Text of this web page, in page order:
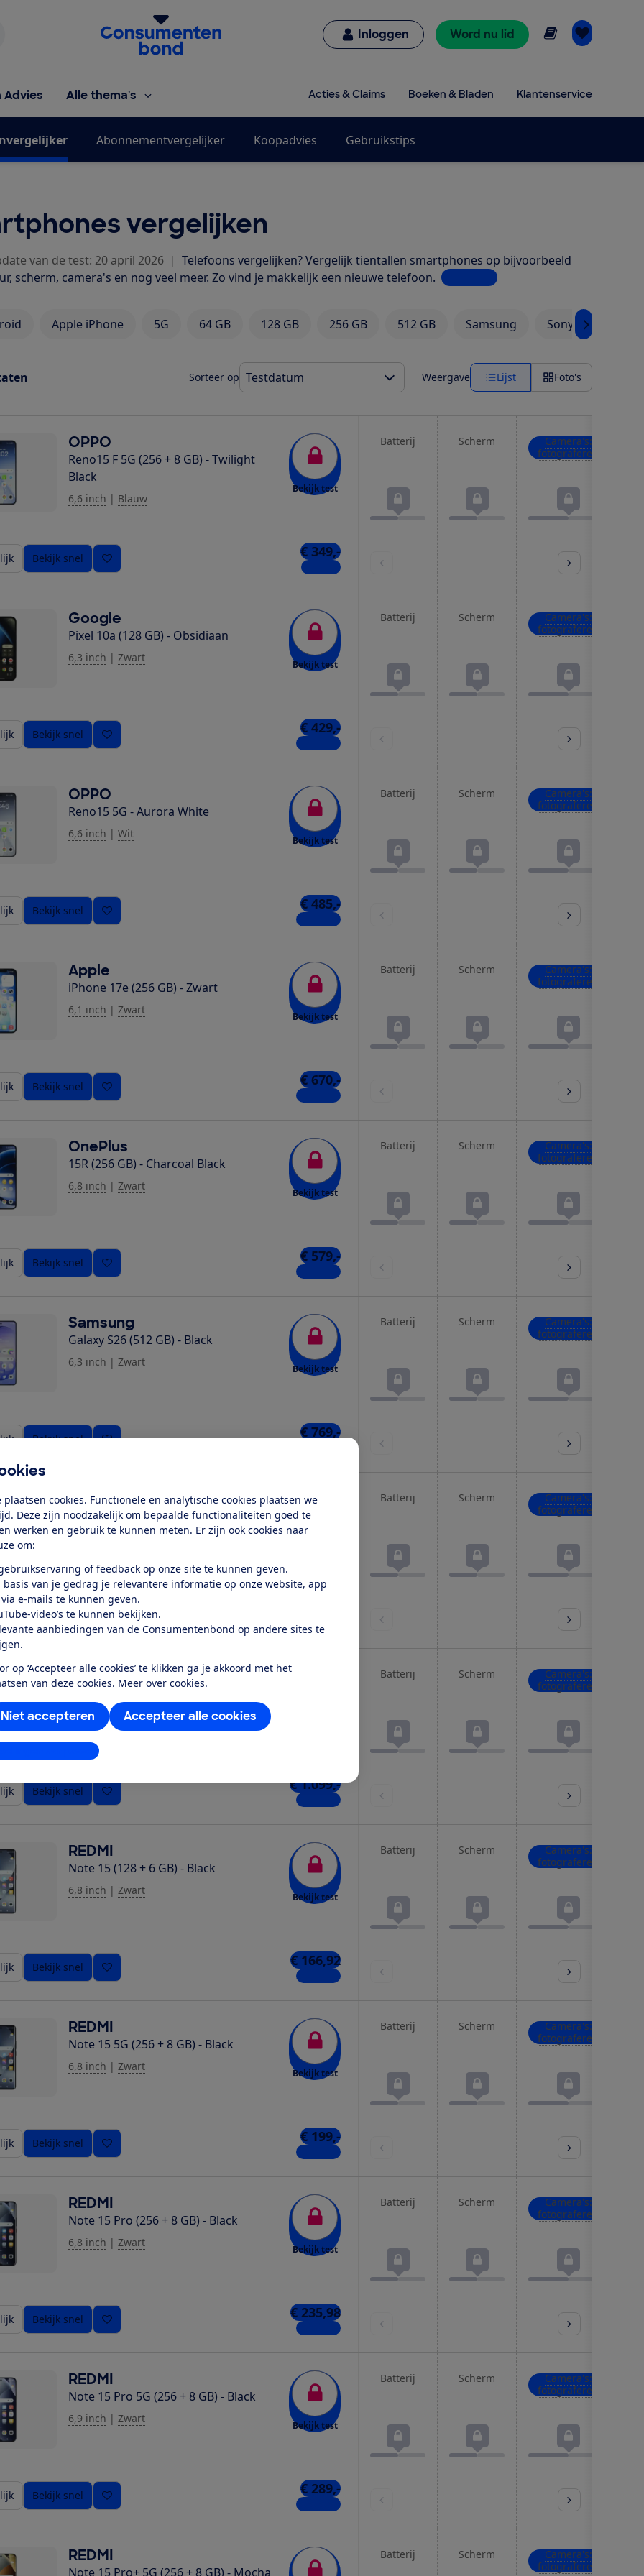
plaatsen cookies. Functionele en analytische cookies plaatsen we
Deze zijn noodzakelijk om bepaalde functionaliteiten goed te
werken en gebruik te kunnen meten. Er zijn ook cookies naar
om:
of feedback op onze site te kunnen geven.
basis van je gedrag je relevantere informatie op onze website, app
e-mails te kunnen geven.
video’s te kunnen bekijken.
aanbiedingen van de Consumentenbond op andere sites te
op ‘Accepteer alle cookies’ te klikken ga je akkoord met het
van deze cookies. Meer over cookies.
Accepteer alle cookies
Niet accepteren
aanpassen
Homepage van de Consumentenbond
Inloggen Word nu lid Online lezen
Advies Alle thema's Acties & Claims Boeken & Bladen Klantenservice
Abonnementvergelijker Koopadvies Gebruikstips
toe
vergelijken
van de test: 20 april 2026 | Telefoons vergelijken? Vergelijk tientallen smartphones op bijvoorbeeld
scherm, camera's en nog veel meer. Zo vind je makkelijk een nieuwe telefoon. Lees meer
Apple iPhone 5G 64 GB 128 GB 256 GB 512 GB Samsung Sony Xperia
Sorteer op Weergave Lijst Foto's
OPPO
Reno15 F 5G (256 + 8 GB) - Twilight
Black
6,6 inch | Blauw
Bekijk test
Bekijk snel € 349,-
1 winkel
Batterij Scherm
Camera's:
fotograferen
Google
Pixel 10a (128 GB) - Obsidiaan
6,3 inch | Zwart
Bekijk test
Bekijk snel € 429,-
5 winkels
Batterij Scherm
Camera's:
fotograferen
OPPO
Reno15 5G - Aurora White
6,6 inch | Wit
Bekijk test
Bekijk snel € 485,-
3 winkels
Batterij Scherm
Camera's:
fotograferen
Apple
iPhone 17e (256 GB) - Zwart
6,1 inch | Zwart
Bekijk test
Bekijk snel € 670,-
6 winkels
Batterij Scherm
Camera's:
fotograferen
OnePlus
15R (256 GB) - Charcoal Black
6,8 inch | Zwart
Bekijk test
Bekijk snel € 579,-
3 winkels
Batterij Scherm
Camera's:
fotograferen
Samsung
Galaxy S26 (512 GB) - Black
6,3 inch | Zwart
Bekijk test
Bekijk snel € 769,-
Batterij Scherm
Camera's:
fotograferen
Samsung
Galaxy S26+ (512 GB) - Black
6,7 inch | Zwart
Bekijk snel
4 winkels
Batterij Scherm
Camera's:
fotograferen
Samsung
Galaxy S26 Ultra (512 + 12 GB) - Black
6,9 inch | Zwart
Expert review
Bekijk snel € 1.099,-
4 winkels
Batterij Scherm
Camera's:
fotograferen
REDMI
Note 15 (128 + 6 GB) - Black
6,8 inch | Zwart
Bekijk test
Bekijk snel € 166,92
5 winkels
Batterij Scherm
Camera's:
fotograferen
REDMI
Note 15 5G (256 + 8 GB) - Black
6,8 inch | Zwart
Bekijk test
Bekijk snel € 199,-
4 winkels
Batterij Scherm
Camera's:
fotograferen
REDMI
Note 15 Pro (256 + 8 GB) - Black
6,8 inch | Zwart
Bekijk test
Bekijk snel € 235,98
4 winkels
Batterij Scherm
Camera's:
fotograferen
REDMI
Note 15 Pro 5G (256 + 8 GB) - Black
6,9 inch | Zwart
Bekijk test
Bekijk snel € 289,-
6 winkels
Batterij Scherm
Camera's:
fotograferen
REDMI
Note 15 Pro+ 5G (256 + 8 GB) - Mocha
Batterij Scherm
Camera's:
fotograferen